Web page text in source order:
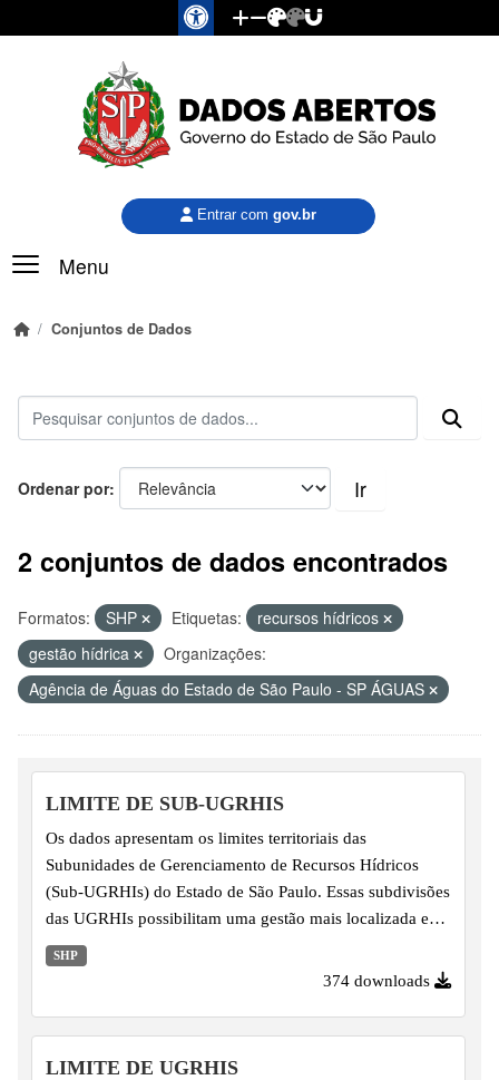
Pular para o conteúdo principal
Menu
Entrar com gov.br
Conjuntos de Dados
Ordenar por Ir
2 conjuntos de dados encontrados
Formatos: SHP Etiquetas:
recursos hídricos
gestão hídrica
Organizações:
Agência de Águas do Estado de São Paulo - SP ÁGUAS
LIMITE DE SUB-UGRHIS
Os dados apresentam os limites territoriais das
Subunidades de Gerenciamento de Recursos Hídricos
(Sub-UGRHIs) do Estado de São Paulo. Essas subdivisões
das UGRHIs possibilitam uma gestão mais localizada e
eficiente dos recursos hídricos, permitindo o
planejamento de ações e políticas públicas em escala sub-
SHP
374 downloads
LIMITE DE UGRHIS